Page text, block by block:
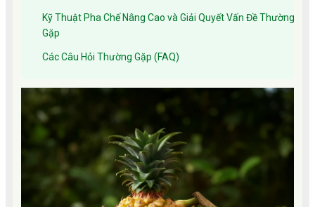
Kỹ Thuật Pha Chế Nâng Cao và Giải Quyết Vấn Đề Thường
Gặp
Các Câu Hỏi Thường Gặp (FAQ)